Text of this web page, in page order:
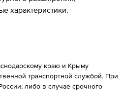
характеристики.
краю и Крыму
транспортной службой. При
либо в случае срочного